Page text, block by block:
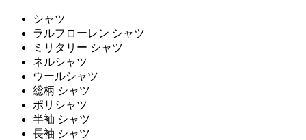
シャツ
ラルフローレン シャツ
ミリタリー シャツ
ネルシャツ
ウールシャツ
総柄 シャツ
ポリシャツ
半袖 シャツ
長袖 シャツ